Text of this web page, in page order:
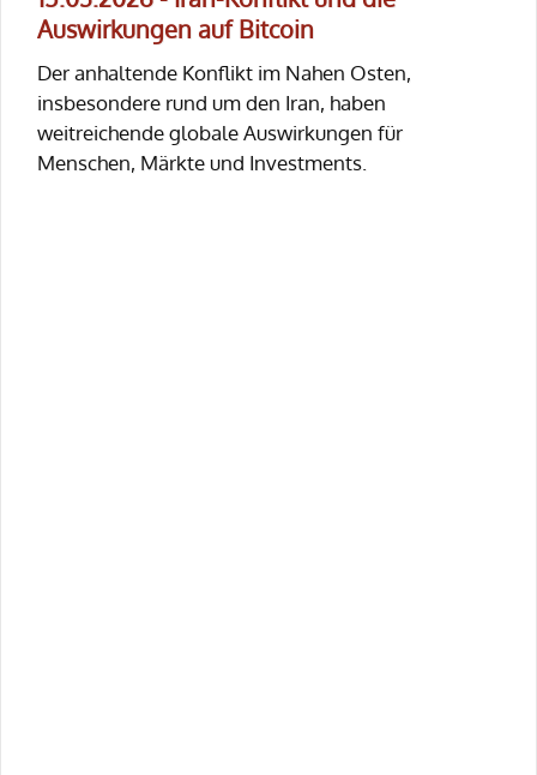
Auswirkungen auf Bitcoin
Der anhaltende Konflikt im Nahen Osten,
insbesondere rund um den Iran, haben
weitreichende globale Auswirkungen für
Menschen, Märkte und Investments.